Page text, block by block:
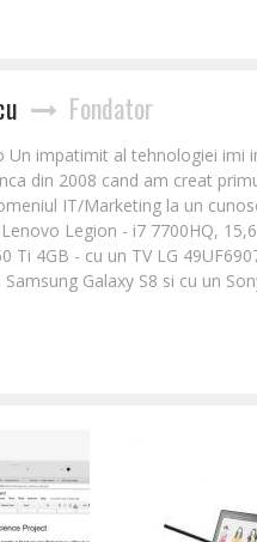
Fondator
Un impatimit al tehnologiei imi
din 2008 cand am creat
IT/Marketing la un
Legion - i7 7700HQ,
Ti 4GB - cu un TV LG
Galaxy S8 si cu un